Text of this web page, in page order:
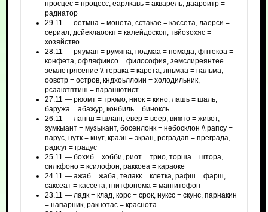
просцес = процесс, еарлкавь = акварель, даароитр =
радиатор
29.11 — оетмна = монета, сстакае = кассета, лаерси =
сериал, дсйеклаоокп = калейдоскоп, твйозохяс =
хозяйство
28.11 — ряуман = румяна, подмаа = помада, фнтекоа =
конфета, офляфиисо = философия, земслиреянтее =
землетрясение \\ терака = карета, лпьмаа = пальма,
оовстр = остров, кндхоьллоии = холодильник,
рсааютптиш = парашютист
27.11 — рюомт = трюмо, ниок = кино, лашь = шаль,
баружа = абажур, конбиль = бинокль
26.11 — лангш = шланг, евер = веер, вижто = живот,
зумкыант = музыкант, босенлонк = небосклон \\ рапсу =
парус, нутк = кнут, краэн = экран, реградап = преграда,
радсуг = градус
25.11 — бохиб = хобби, риот = трио, торша = штора,
силкфоно = ксилофон, раккоеа = караоке
24.11 — ажаб = жаба, телакк = клетка, рафш = фарш,
саксеат = кассета, гнитфонома = магнитофон
23.11 — ладк = клад, корс = срок, нуксс = скунс, парнакин
= напарник, ракнотас = краснота